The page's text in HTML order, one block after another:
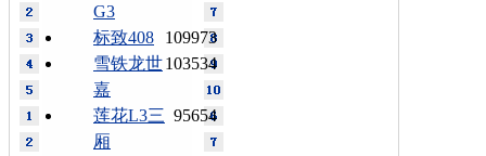
G3
109973
标致408
103534
雪铁龙世
嘉
95654
莲花L3三
厢